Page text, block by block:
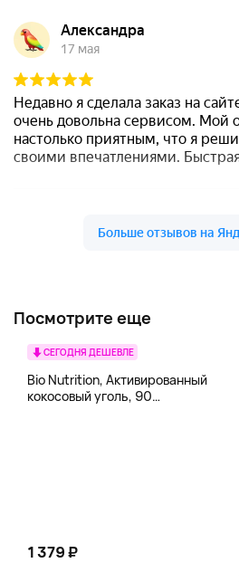
Посмотрите еще
СЕГОДНЯ ДЕШЕВЛЕ
Bio Nutrition, Активированный
кокосовый уголь, 90
1 379 ₽